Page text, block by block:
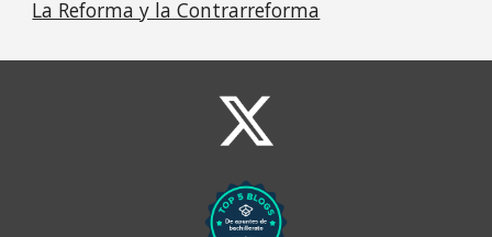
La Reforma y la Contrarreforma